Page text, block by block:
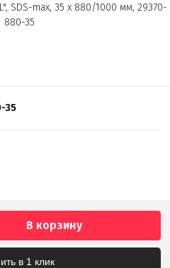
35
В корзину
в 1 клик